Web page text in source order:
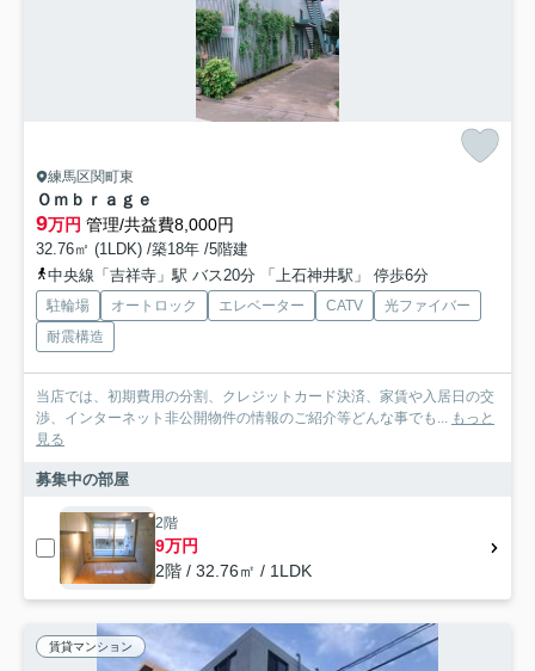
練馬区関町東
Ｏｍｂｒａｇｅ
9万円 管理/共益費8,000円
32.76㎡ (1LDK) /築18年 /5階建
中央線「吉祥寺」駅 バス20分 「上石神井駅」 停歩6分
駐輪場 オートロック エレベーター CATV
光ファイバー
耐震構造
当店では、初期費用の分割、クレジットカード決済、家賃や入居日の交
渉、インターネット非公開物件の情報のご紹介等どんな事でも... もっと
見る
募集中の部屋
2階
9万円
2階 / 32.76㎡ / 1LDK
賃貸マンション